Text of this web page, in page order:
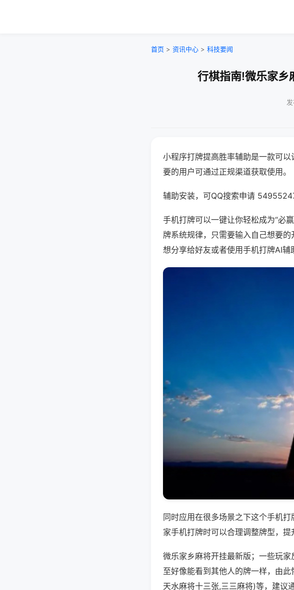
首页 > 资讯中心 > 科技要闻
行棋指南!微乐家乡
小程序打牌提高胜率辅助是一款可
要的用户可通过正规渠道获取使用。
辅助安装，可QQ搜索申请
手机打牌可以一键让你轻松成为“必
牌系统规律，只需要输入自己想要
想分享给好友或者使用手机打牌AI辅
同时应用在很多场景之下这个手机
家手机打牌时可以合理调整牌型，提
微乐家乡麻将开挂最新版；一些玩
至好像能看到其他人的牌一样，由
天水麻将十三张,三三麻将)等，建议